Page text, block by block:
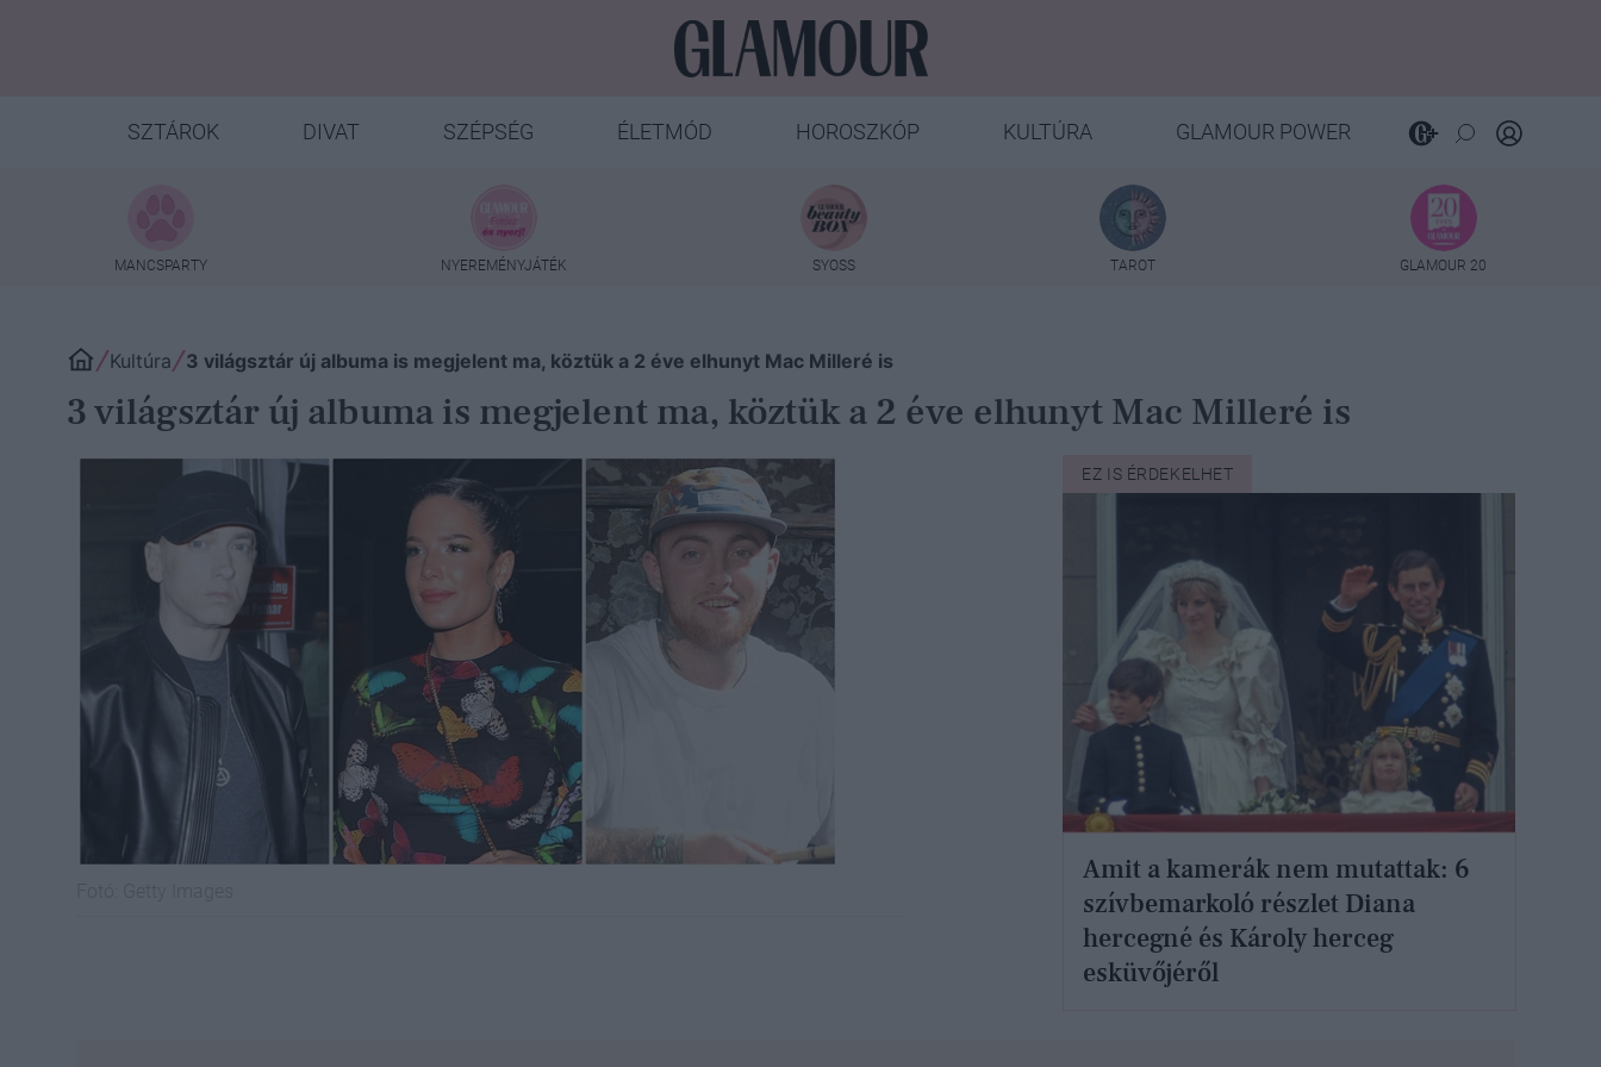
SZTÁROK DIVAT SZÉPSÉG ÉLETMÓD HOROSZKÓP KULTÚRA GLAMOUR POWER
MANCSPARTY NYEREMÉNYJÁTÉK SYOSS TAROT GLAMOUR 20
Kultúra 3 világsztár új albuma is megjelent ma, köztük a 2 éve elhunyt Mac Milleré is
3 világsztár új albuma is megjelent ma, köztük a 2 éve elhunyt Mac Milleré is
EZ IS ÉRDEKELHET
Amit a kamerák nem mutattak: 6
szívbemarkoló részlet Diana
hercegné és Károly herceg
esküvőjéről